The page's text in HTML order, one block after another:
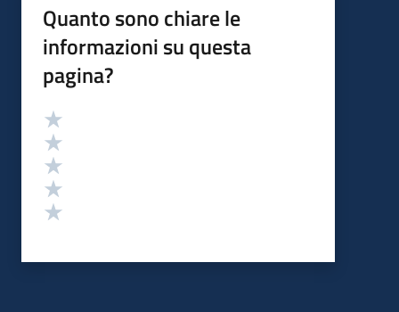
Quanto sono chiare le
informazioni su questa
pagina?
Valutazione